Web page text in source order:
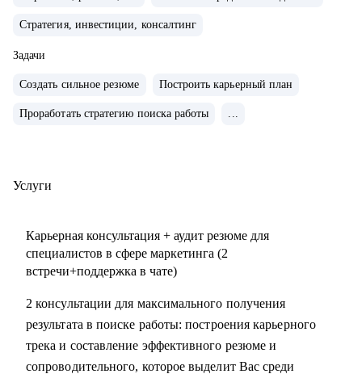
рынки, в том числе международные. Опыт привлечения
инвестиций.
• 15+ опыт найма, сформировала 5 команд с нуля. Сильная
систем и процессов.
• Провела более 150 собеседований, более 120 менторских
странах MENA.
С чем помогу:
• Подготовиться к карьерному переходу в сферу
маркетинга, и в сфере маркетинга из одной отрасли в
другую
• Выявить сильные стороны, а главное, ключевую
ценность, за которую будут доплачивать
Стратегия, инвестиции, консалтинг
Задачи
Создать сильное резюме Построить карьерный план
Проработать стратегию поиска работы ...
Услуги
Карьерная консультация + аудит резюме для
специалистов в сфере маркетинга (2
встречи+поддержка в чате)
2 консультации для максимального получения
результата в поиске работы: построения карьерного
трека и составление эффективного резюме и
сопроводительного, которое выделит Вас среди